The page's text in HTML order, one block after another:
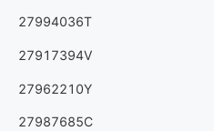
27994036T
27917394V
27962210Y
27987685C